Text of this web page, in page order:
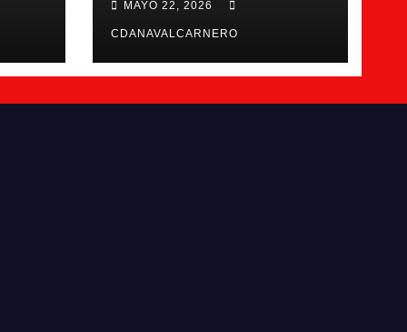
Navalcarnero
MAYO 22, 2026
CDANAVALCARNERO